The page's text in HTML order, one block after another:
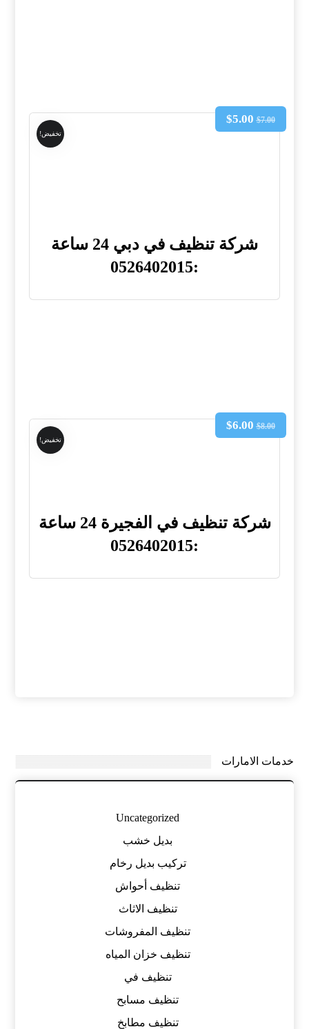
تخفيض!
شركة تنظيف في دبي 24 ساعة
:0526402015
$7.00
$5.00
تخفيض!
شركة تنظيف في الفجيرة 24 ساعة
:0526402015
$8.00
$6.00
خدمات الامارات
Uncategorized
بديل خشب
تركيب بديل رخام
تنظيف أحواش
تنظيف الاثاث
تنظيف المفروشات
تنظيف خزان المياه
تنظيف في
تنظيف مسابح
تنظيف مطابخ